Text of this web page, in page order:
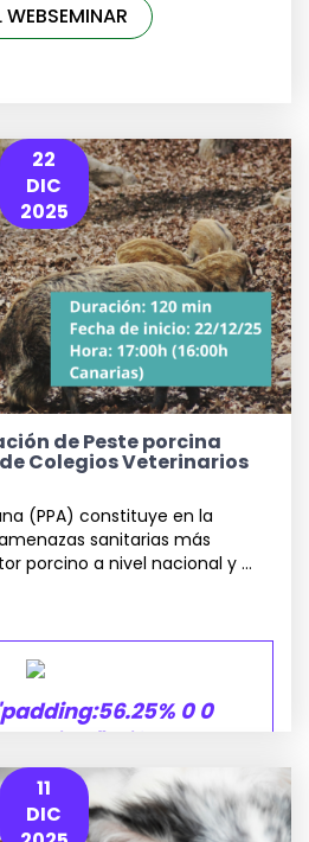
WEBSEMINAR
22
DIC
2025
de Peste porcina
Colegios Veterinarios
(PPA) constituye en la
sanitarias más
porcino a nivel nacional y ...
0 0
video/
allow="autoplay;
11
DIC